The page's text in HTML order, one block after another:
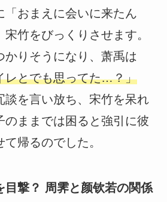
「おまえに会いに来たん
竹をびっくりさせます。
かりそうになり、萧禹は
レとでも思ってた…？」
談を言い放ち、宋竹を呆れ
のままでは困ると強引に彼
帰るのでした。
目撃？ 周霁と颜钦若の関係